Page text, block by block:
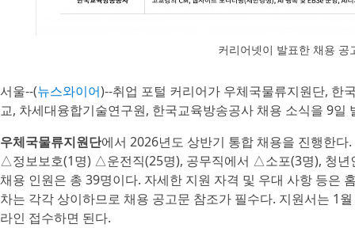
커리어넷이 발표한 채용 공
서울--(뉴스와이어)--취업 포털 커리어가 우체국물류지원단, 한
교, 차세대융합기술연구원, 한국교육방송공사 채용 소식을 9일
우체국물류지원단에서 2026년도 상반기 통합 채용을 진행한
△정보보호(1명) △운전직(25명), 공무직에서 △소포(3명), 청
채용 인원은 총 39명이다. 자세한 지원 자격 및 우대 사항 등은
차는 각각 상이하므로 채용 공고문 참조가 필수다. 지원서는 1
라인 접수하면 된다.